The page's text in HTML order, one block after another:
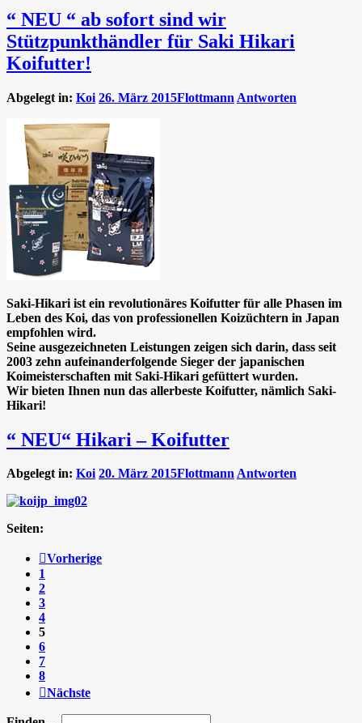
“ NEU “ ab sofort sind wir
Stützpunkthändler für Saki Hikari
Koifutter!
Abgelegt in: Koi 26. März 2015Flottmann Antworten
Saki-Hikari ist ein revolutionäres Koifutter für alle Phasen im
Leben des Koi, das von professionellen Koizüchtern in Japan
empfohlen wird.
Seine ausgezeichneten Leistungen zeigen sich darin, dass seit
2003 zehn aufeinanderfolgende Sieger der japanischen
Koimeisterschaften mit Saki-Hikari gefüttert wurden.
Wir bieten Ihnen nun das allerbeste Koifutter, nämlich Saki-
Hikari!
“ NEU“ Hikari – Koifutter
Abgelegt in: Koi 20. März 2015FlottmannAntworten
Seiten:
Vorherige
1
2
3
4
5
6
7
8
Nächste